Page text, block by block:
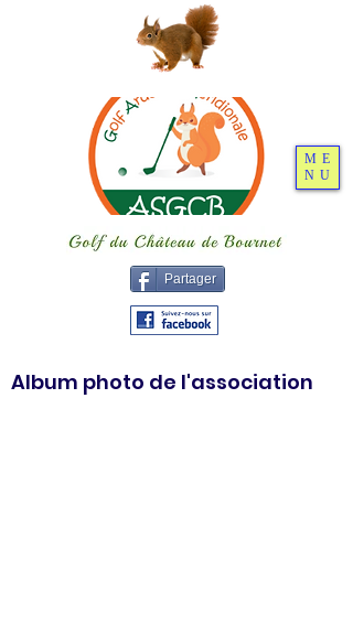
Partager
ME
NU
Album photo de l'association